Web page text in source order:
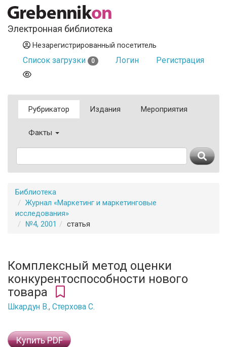
Электронная библиотека
Незарегистрированный посетитель
Список загрузки 0 Логин Регистрация
Рубрикатор Издания Мероприятия
Факты
Библиотека
Журнал «Маркетинг и маркетинговые
исследования»
№4, 2001
статья
Комплексный метод оценки
конкурентоспособности нового
товара
Шкардун В., Стерхова С.
Купить PDF